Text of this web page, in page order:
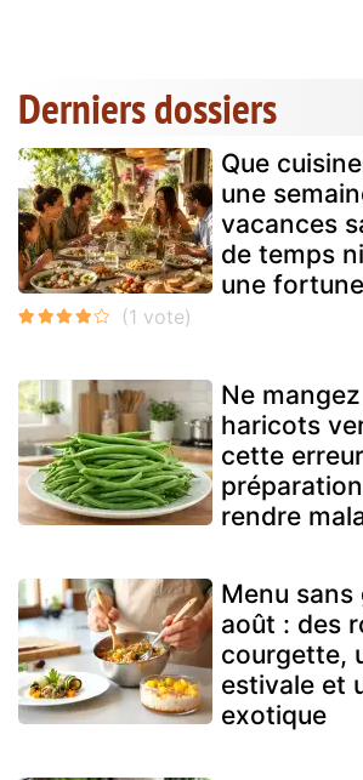
Derniers dossiers
Que
une
vacances
de temps
une
Ne
haricots
cette
rendre
Menu sans
août : des
courgette,
estivale et
exotique